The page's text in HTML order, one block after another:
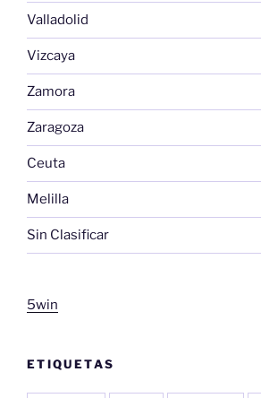
Valladolid
Vizcaya
Zamora
Zaragoza
Ceuta
Melilla
Sin Clasificar
5win
ETIQUETAS